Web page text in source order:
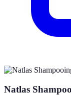
Natlas